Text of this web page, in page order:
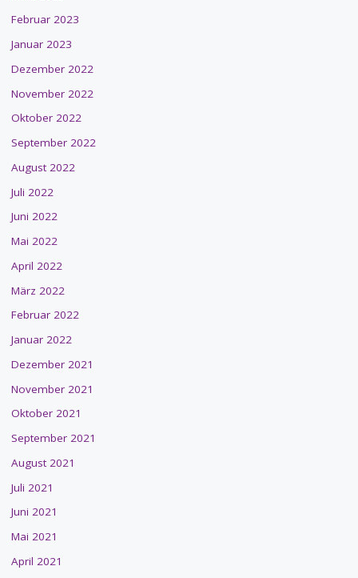
Februar 2023
Januar 2023
Dezember 2022
November 2022
Oktober 2022
September 2022
August 2022
Juli 2022
Juni 2022
Mai 2022
April 2022
März 2022
Februar 2022
Januar 2022
Dezember 2021
November 2021
Oktober 2021
September 2021
August 2021
Juli 2021
Juni 2021
Mai 2021
April 2021